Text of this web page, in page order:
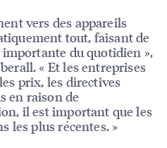
vers des appareils
tout, faisant de
du quotidien »,
« Et les entreprises
prix, les directives
en raison de
il est important que les
les plus récentes. »